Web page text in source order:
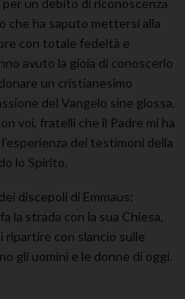
un debito di riconoscenza
che ha saputo mettersi alla
con totale fedeltà e
avuto la gioia di conoscerlo
un cristianesimo
del Vangelo sine glossa.
voi, fratelli che il Padre mi ha
dei testimoni della
lo Spirito.
discepoli di Emmaus:
la strada con la sua Chiesa,
ripartire con slancio sulle
gli uomini e le donne di oggi.